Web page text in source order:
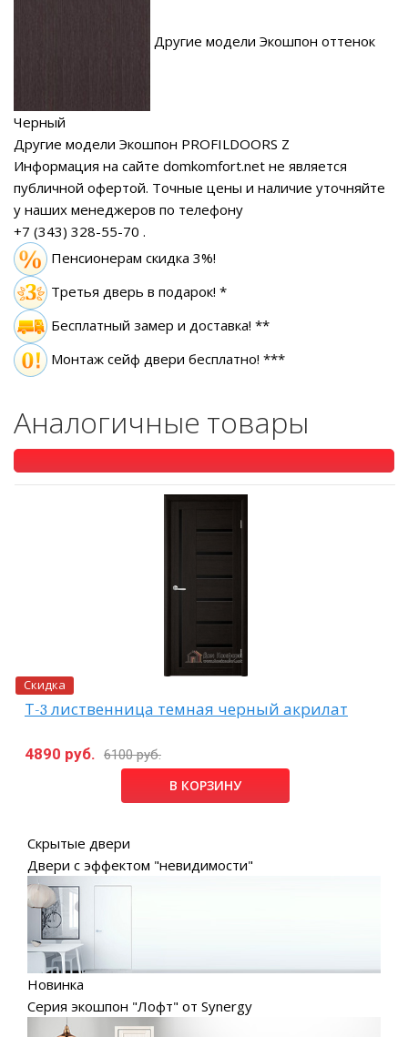
Другие модели Экошпон оттенок
Черный
Другие модели Экошпон PROFILDOORS Z
Информация на сайте domkomfort.net не является
публичной офертой. Точные цены и наличие уточняйте
у наших менеджеров по телефону
+7 (343) 328-55-70 .
Пенсионерам скидка 3%!
Третья дверь в подарок! *
Бесплатный замер и доставка! **
Монтаж сейф двери бесплатно! ***
Аналогичные товары
Скидка
Т-3 лиственница темная черный акрилат
4890 руб. 6100 руб.
В КОРЗИНУ
Скрытые двери
Двери с эффектом "невидимости"
Новинка
Серия экошпон "Лофт" от Synergy